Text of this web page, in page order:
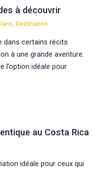
à découvrir
,Destination
dans certains récits
à une grande aventure.
l’option idéale pour
au Costa Rica
idéale pour ceux qui